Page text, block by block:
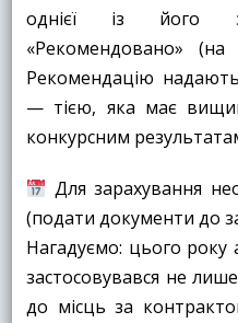
однієї із його
«Рекомендовано»
Рекомендацію
— тією, яка має вищий
конкурсним
Для зарахування
(подати документи до
Нагадуємо: цього року
застосовувався не
до місць за